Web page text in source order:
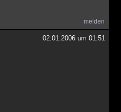
melden
02.01.2006 um 01:51